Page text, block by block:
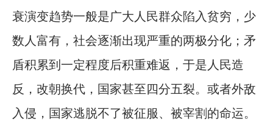
衰演变趋势一般是广大人民群众陷入贫穷，少
数人富有，社会逐渐出现严重的两极分化；矛
盾积累到一定程度后积重难返，于是人民造
反，改朝换代，国家甚至四分五裂。或者外敌
入侵，国家逃脱不了被征服、被宰割的命运。